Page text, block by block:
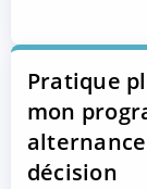
Pratique
mon
décision